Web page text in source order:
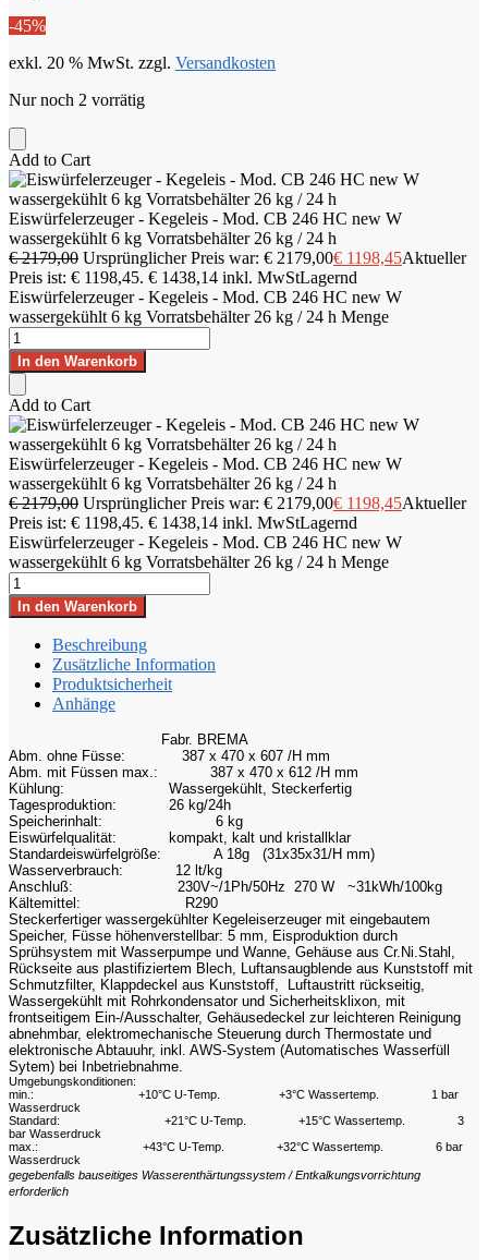
-45%
exkl. 20 % MwSt. zzgl. Versandkosten
Nur noch 2 vorrätig
Add to Cart
Eiswürfelerzeuger - Kegeleis - Mod. CB 246 HC new W
wassergekühlt 6 kg Vorratsbehälter 26 kg / 24 h
€2179,00 Ursprünglicher Preis war: € 2179,00€ 1198,45Aktueller
Preis ist: € 1198,45. € 1438,14 inkl. MwStLagernd
Eiswürfelerzeuger - Kegeleis - Mod. CB 246 HC new W
wassergekühlt 6 kg Vorratsbehälter 26 kg / 24 h Menge
In den Warenkorb
Add to Cart
Eiswürfelerzeuger - Kegeleis - Mod. CB 246 HC new W
wassergekühlt 6 kg Vorratsbehälter 26 kg / 24 h
€2179,00 Ursprünglicher Preis war: € 2179,00€ 1198,45Aktueller
Preis ist: € 1198,45. € 1438,14 inkl. MwStLagernd
Eiswürfelerzeuger - Kegeleis - Mod. CB 246 HC new W
wassergekühlt 6 kg Vorratsbehälter 26 kg / 24 h Menge
In den Warenkorb
Beschreibung
Zusätzliche Information
Produktsicherheit
Anhänge
Fabr. BREMA
Abm. ohne Füsse:
387 x 470 x 607 /H mm
Abm. mit Füssen max.:
387 x 470 x 612 /H mm
Kühlung:
Wassergekühlt, Steckerfertig
Tagesproduktion:
26 kg/24h
Speicherinhalt:
6 kg
Eiswürfelqualität:
kompakt, kalt und kristallklar
Standardeiswürfelgröße:
A 18g (31x35x31/H mm)
Wasserverbrauch:
12 lt/kg
Anschluß:
230V~/1Ph/50Hz 270 W ~31kWh/100kg
Kältemittel:
R290
Steckerfertiger wassergekühlter Kegeleiserzeuger mit eingebautem
Speicher, Füsse höhenverstellbar: 5 mm, Eisproduktion durch
Sprühsystem mit Wasserpumpe und Wanne, Gehäuse aus Cr.Ni.Stahl,
Rückseite aus plastifiziertem Blech, Luftansaugblende aus Kunststoff mit
Schmutzfilter, Klappdeckel aus Kunststoff, Luftaustritt rückseitig,
Wassergekühlt mit Rohrkondensator und Sicherheitsklixon, mit
frontseitigem Ein-/Ausschalter, Gehäusedeckel zur leichteren Reinigung
abnehmbar, elektromechanische Steuerung durch Thermostate und
elektronische Abtauuhr, inkl. AWS-System (Automatisches Wasserfüll
Sytem) bei Inbetriebnahme.
Umgebungskonditionen:
min.:
+10°C U-Temp. +3°C Wassertemp.
1 bar
Wasserdruck
Standard:
+21°C U-Temp. +15°C Wassertemp.
3
bar Wasserdruck
max.:
+43°C U-Temp. +32°C Wassertemp.
6 bar
Wasserdruck
gegebenfalls bauseitiges Wasserenthärtungssystem / Entkalkungsvorrichtung
erforderlich
Zusätzliche Information